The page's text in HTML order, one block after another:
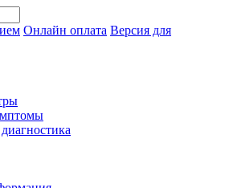
Онлайн оплата Версия для